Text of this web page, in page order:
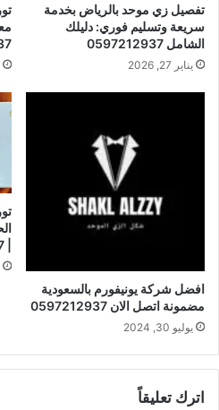
تفصيل زي موحد بالرياض بخدمة
سريعة وتسليم فوري: دليلك
الشامل 0597212937
يناير 27, 2026
افضل شركة يونيفورم بالسعودية
مضمونة اتصل الان 0597212937
يوليو 30, 2024
اترك تعليقاً